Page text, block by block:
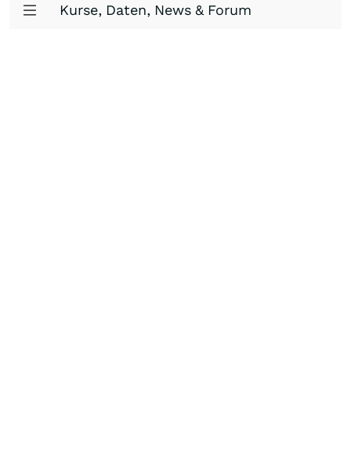
Kurse, Daten, News & Forum